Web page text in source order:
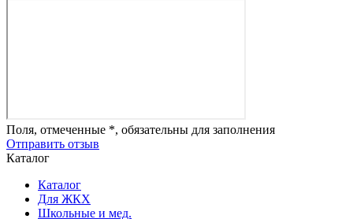
Поля, отмеченные *, обязательны для заполнения
Отправить отзыв
Каталог
Каталог
Для ЖКХ
Школьные и мед.